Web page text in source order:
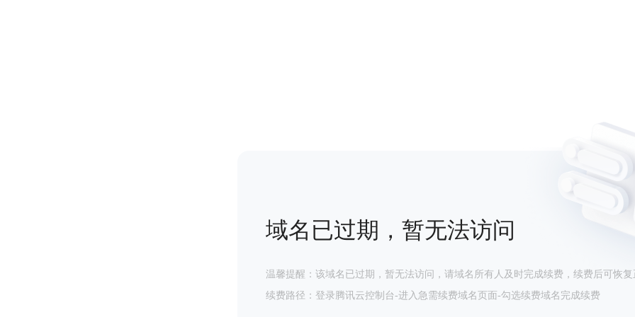
域名已过期，暂无法访问
温馨提醒：该域名已过期，暂无法访问，请域名所有人及时完成续费，续费后可恢复
续费路径：登录腾讯云控制台-进入急需续费域名页面-勾选续费域名完成续费